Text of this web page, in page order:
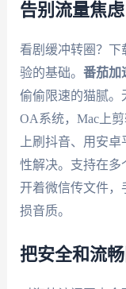
告别流量焦
看剧缓冲转圈？下
验的基础。 番茄加
偷偷限速的猫腻。
OA系统，Mac上
上刷抖音、用安
性解决。支持在多
开着微信传文件，
损音质。
把安全和流